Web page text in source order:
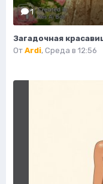
1
От Ardi, Среда в 12:56